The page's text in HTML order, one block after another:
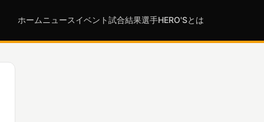
ホーム ニュースイベント試合結果選手HERO'Sとは